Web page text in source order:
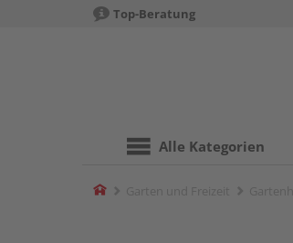
Top-Beratung
Alle Kategorien
Home